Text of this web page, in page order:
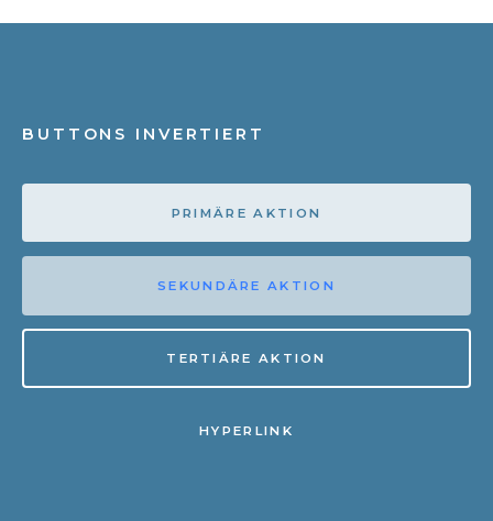
BUTTONS INVERTIERT
PRIMÄRE AKTION
SEKUNDÄRE AKTION
TERTIÄRE AKTION
HYPERLINK